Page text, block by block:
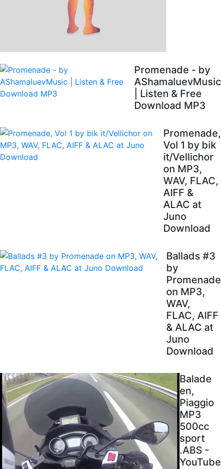
Promenade - by
AShamaluevMusic
| Listen & Free
Download MP3
Promenade,
Vol 1 by bik
it/Vellichor
on MP3,
WAV, FLAC,
AIFF &
ALAC at
Juno
Download
Ballads #3
by
Promenade
on MP3,
WAV,
FLAC, AIFF
& ALAC at
Juno
Download
Balade
en,
Piaggio
MP3
500cc
sport
.ABS -
YouTube